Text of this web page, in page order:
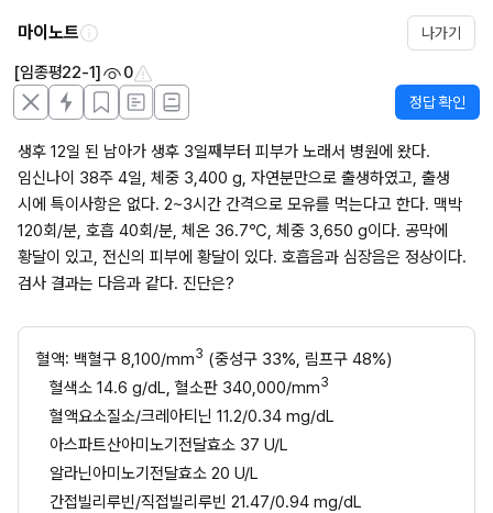
마이노트 나가기
[임종평22-1] 0
정답 확인
생후 12일 된 남아가 생후 3일째부터 피부가 노래서 병원에 왔다.
임신나이 38주 4일, 체중 3,400 g, 자연분만으로 출생하였고, 출생
시에 특이사항은 없다. 2~3시간 간격으로 모유를 먹는다고 한다. 맥박
120회/분, 호흡 40회/분, 체온 36.7℃, 체중 3,650 g이다. 공막에
황달이 있고, 전신의 피부에 황달이 있다. 호흡음과 심장음은 정상이다.
검사 결과는 다음과 같다. 진단은?
혈액: 백혈구 8,100/mm3 (중성구 33%, 림프구 48%)
혈색소 14.6 g/dL, 혈소판 340,000/mm3
혈액요소질소/크레아티닌 11.2/0.34 mg/dL
아스파트산아미노기전달효소 37 U/L
알라닌아미노기전달효소 20 U/L
간접빌리루빈/직접빌리루빈 21.47/0.94 mg/dL